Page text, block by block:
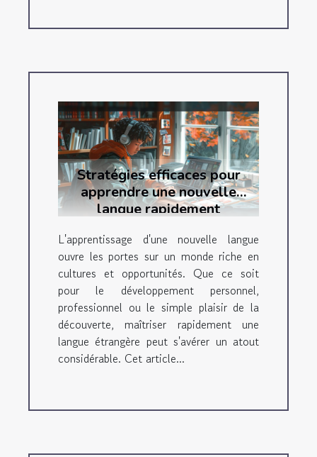
Stratégies efficaces pour
apprendre une nouvelle
langue rapidement
L'apprentissage d'une nouvelle langue
ouvre les portes sur un monde riche en
cultures et opportunités. Que ce soit
pour le développement personnel,
professionnel ou le simple plaisir de la
découverte, maîtriser rapidement une
langue étrangère peut s'avérer un atout
considérable. Cet article...